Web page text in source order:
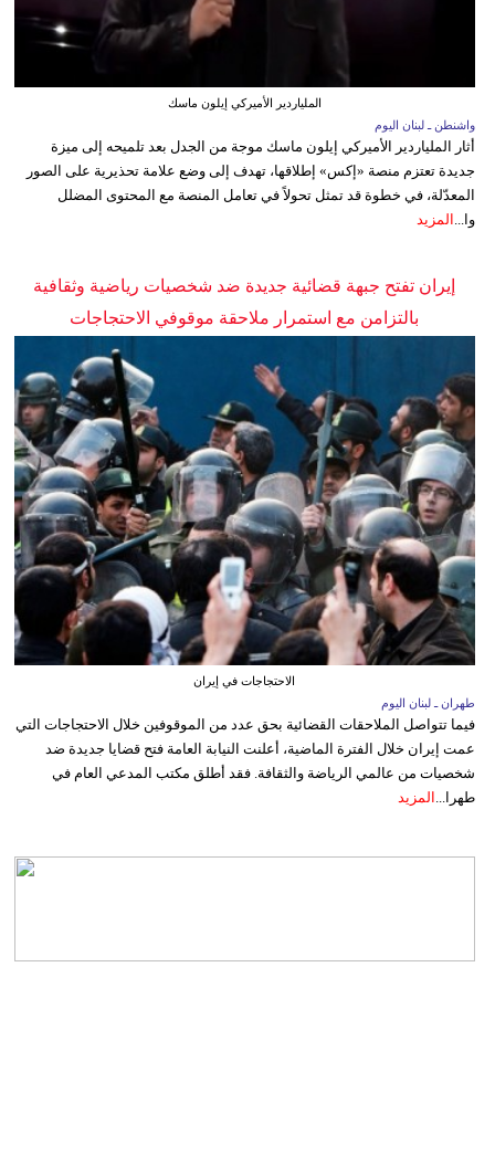
الملياردير الأميركي إيلون ماسك
واشنطن ـ لبنان اليوم
أثار الملياردير الأميركي إيلون ماسك موجة من الجدل بعد تلميحه إلى ميزة
جديدة تعتزم منصة «إكس» إطلاقها، تهدف إلى وضع علامة تحذيرية على الصور
المعدّلة، في خطوة قد تمثل تحولاً في تعامل المنصة مع المحتوى المضلل
وا... المزيد
إيران تفتح جبهة قضائية جديدة ضد شخصيات رياضية وثقافية
بالتزامن مع استمرار ملاحقة موقوفي الاحتجاجات
الاحتجاجات في إيران
طهران ـ لبنان اليوم
فيما تتواصل الملاحقات القضائية بحق عدد من الموقوفين خلال الاحتجاجات التي
عمت إيران خلال الفترة الماضية، أعلنت النيابة العامة فتح قضايا جديدة ضد
شخصيات من عالمي الرياضة والثقافة. فقد أطلق مكتب المدعي العام في
طهرا... المزيد